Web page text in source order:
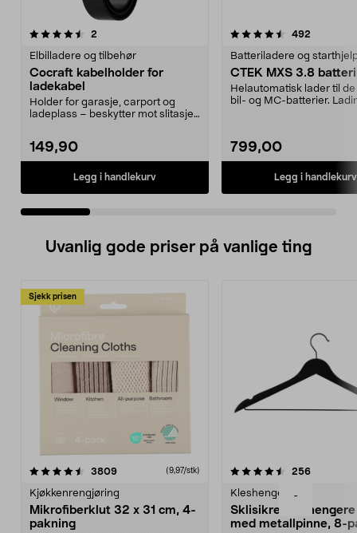
-
2
Elbilladere og tilbehør
Cocraft kabelholder for
ladekabel
Holder for garasje, carport og
ladeplass – beskytter mot slitasje
149,90
Legg i handlekurv
4.5 av 5 stjerner 492
Batteriladere og
CTEK MXS 3.8
Helautomatisk lader til
bil- og MC-batterier.
799,00
Legg i handlekurv
5.0 av 5 stjerner
Uvanlig gode priser på vanlige ting
Sjekk prisen
3809anmeldelser(9,97/stk)
Kjøkkenrengjøring
Mikrofiberklut 32 x 31 cm, 4-
pakning
4.5av 5 stjerner 256
Kleshengere
Sklisikre
med metallpinne, 8-
4.5av 5 stjerner